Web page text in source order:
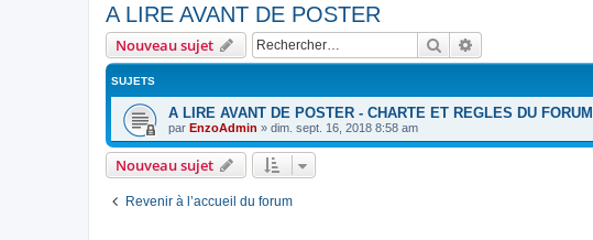
A LIRE AVANT DE POSTER
Nouveau sujet Rechercher
SUJETS
A LIRE AVANT DE POSTER - CHARTE ET REGLES DU FORUM
par EnzoAdmin » dim. sept. 16, 2018 8:58 am
Nouveau sujet
Revenir à l’accueil du forum